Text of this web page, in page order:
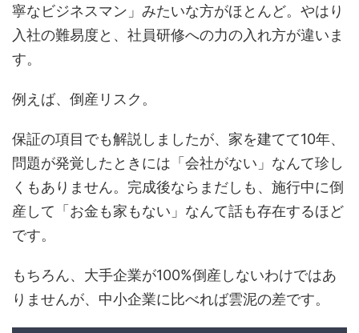
寧なビジネスマン」みたいな方がほとんど。やはり
入社の難易度と、社員研修への力の入れ方が違いま
す。
例えば、倒産リスク。
保証の項目でも解説しましたが、家を建てて10年、
問題が発覚したときには「会社がない」なんて珍し
くもありません。完成後ならまだしも、施行中に倒
産して「お金も家もない」なんて話も存在するほど
です。
もちろん、大手企業が100%倒産しないわけではあ
りませんが、中小企業に比べれば雲泥の差です。